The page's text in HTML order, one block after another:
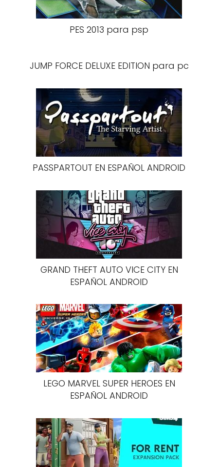
PES 2013 para psp
JUMP FORCE DELUXE EDITION para pc
PASSPARTOUT EN ESPAÑOL ANDROID
GRAND THEFT AUTO VICE CITY EN
ESPAÑOL ANDROID
LEGO MARVEL SUPER HEROES EN
ESPAÑOL ANDROID